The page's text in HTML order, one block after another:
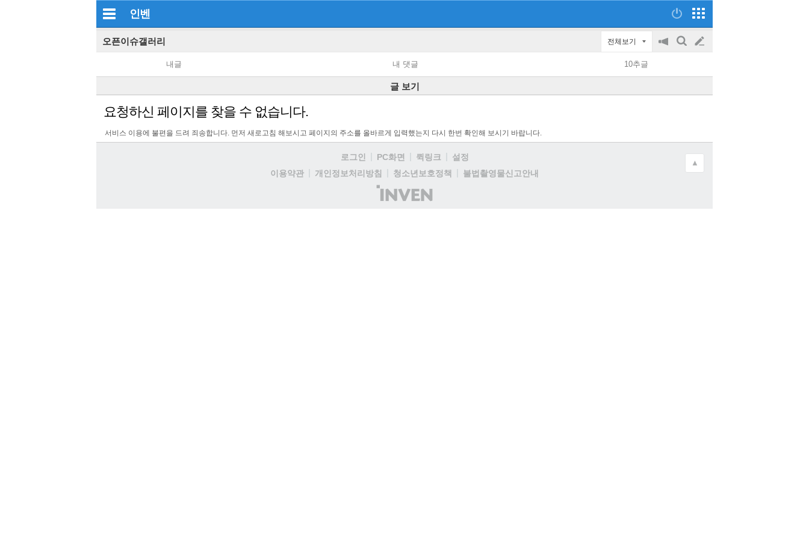
인벤
오픈이슈갤러리 전체보기
공
on/off
검
글
쓰
기
내글 내 댓글 10추글
글 보기
요청하신 페이지를 찾을 수 없습니다.
서비스 이용에 불편을 드려 죄송합니다. 먼저 새로고침 해보시고 페이지의 주소를 올바르게 입력했는지 다시 한번 확인해 보시기 바랍니다.
로그인 PC화면 퀵링크
설정
이용약관
개인정보처리방침 청소년보호정책
불법촬영물신고안내
(주)
인
▲